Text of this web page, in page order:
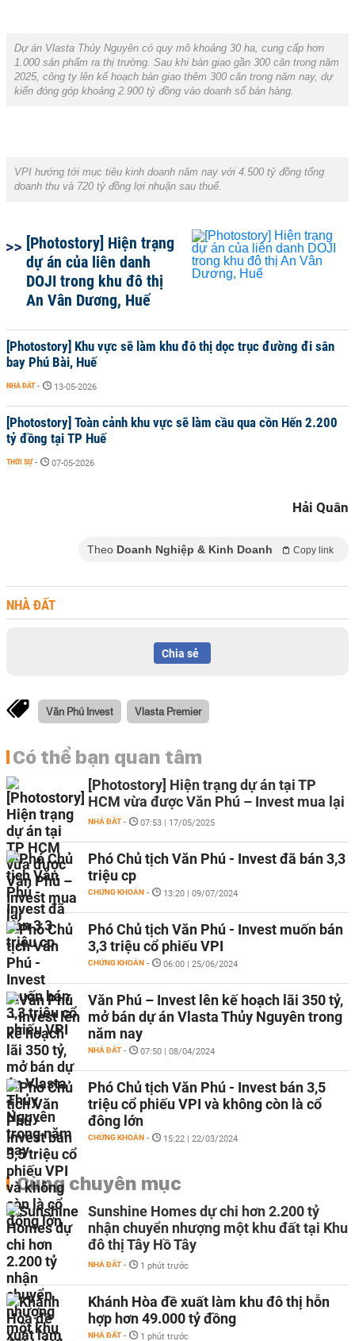
Dự án Vlasta Thủy Nguyên có quy mô khoảng 30 ha, cung cấp hơn
1.000 sản phẩm ra thị trường. Sau khi bàn giao gần 300 căn trong năm
2025, công ty lên kế hoạch bàn giao thêm 300 căn trong năm nay, dự
kiến đóng góp khoảng 2.900 tỷ đồng vào doanh số bán hàng.
VPI hướng tới mục tiêu kinh doanh năm nay với 4.500 tỷ đồng tổng
doanh thu và 720 tỷ đồng lợi nhuận sau thuế.
[Photostory] Hiện trạng
dự án của liên danh
DOJI trong khu đô thị
An Vân Dương, Huế
[Photostory] Khu vực sẽ làm khu đô thị dọc trục đường đi sân
bay Phú Bài, Huế
NHÀ ĐẤT - 13-05-2026
[Photostory] Toàn cảnh khu vực sẽ làm cầu qua cồn Hến 2.200
tỷ đồng tại TP Huế
THỜI SỰ - 07-05-2026
Hải Quân
Theo Doanh Nghiệp & Kinh Doanh Copy link
NHÀ ĐẤT
Chia sẻ
Văn Phú Invest Vlasta Premier
Có thể bạn quan tâm
[Photostory] Hiện trạng dự án tại TP
HCM vừa được Văn Phú – Invest mua lại
NHÀ ĐẤT - 07:53 | 17/05/2025
Phó Chủ tịch Văn Phú - Invest đã bán 3,3
triệu cp
CHỨNG KHOÁN - 13:20 | 09/07/2024
Phó Chủ tịch Văn Phú - Invest muốn bán
3,3 triệu cổ phiếu VPI
CHỨNG KHOÁN - 06:00 | 25/06/2024
Văn Phú – Invest lên kế hoạch lãi 350 tỷ,
mở bán dự án Vlasta Thủy Nguyên trong
năm nay
NHÀ ĐẤT - 07:50 | 08/04/2024
Phó Chủ tịch Văn Phú - Invest bán 3,5
triệu cổ phiếu VPI và không còn là cổ
đông lớn
CHỨNG KHOÁN - 15:22 | 22/03/2024
Cùng chuyên mục
Sunshine Homes dự chi hơn 2.200 tỷ
nhận chuyển nhượng một khu đất tại Khu
đô thị Tây Hồ Tây
NHÀ ĐẤT - 1 phút trước
Khánh Hòa đề xuất làm khu đô thị hỗn
hợp hơn 49.000 tỷ đồng
NHÀ ĐẤT - 1 phút trước